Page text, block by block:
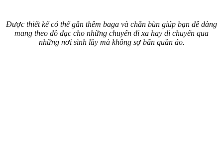
Được thiết kế có thể gắn thêm baga và chắn bùn giúp bạn dễ dàng
mang theo đồ đạc cho những chuyến đi xa hay di chuyển qua
những nơi sình lầy mà không sợ bẩn quần áo.